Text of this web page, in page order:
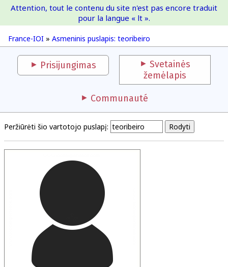
France-IOI
France-IOI » Asmeninis puslapis: teoribeiro
Attention, tout le contenu du site n'est pas encore traduit
pour la langue « lt ».
Prisijungimas
Svetainės
žemėlapis
Communauté
Peržiūrėti šio vartotojo puslapį: